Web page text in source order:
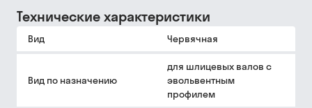
Технические характеристики
Вид Червячная
Вид по назначению
для шлицевых валов с
эвольвентным
профилем